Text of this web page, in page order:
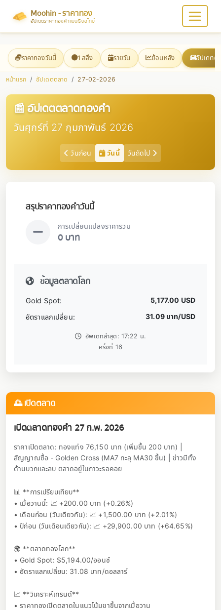
Moohin - ราคาทอง
อัปเดตราคาทองคำแบบเรียลไทม์
ราคาทองวันนี้ 1 สลึง รายวัน ย้อนหลัง อัปเดตต
หน้าแรก อัปเดตตลาด 27-02-2026
📰 อัปเดตตลาดทองคำ
วันศุกร์ที่ 27 กุมภาพันธ์ 2026
วันก่อน วันนี้ วันถัดไป
สรุปราคาทองคำวันนี้
การเปลี่ยนแปลงราคารวม
0 บาท
ข้อมูลตลาดโลก
Gold Spot:
5,177.00 USD
อัตราแลกเปลี่ยน:
31.09 บาท/USD
อัพเดทล่าสุด: 17:22 น.
ครั้งที่ 16
🌅 เปิดตลาด
เปิดตลาดทองคำ 27 ก.พ. 2026
ราคาเปิดตลาด: ทองแท่ง 76,150 บาท (เพิ่มขึ้น 200 บาท) |
สัญญาณซื้อ - Golden Cross (MA7 ทะลุ MA30 ขึ้น) | ข่าวมีทั้ง
ด้านบวกและลบ ตลาดอยู่ในภาวะรอคอย
📊 **การเปรียบเทียบ**
• เมื่อวานนี้: 📈 +200.00 บาท (+0.26%)
• เดือนก่อน (วันเดียวกัน): 📈 +1,500.00 บาท (+2.01%)
• ปีก่อน (วันเดือนเดียวกัน): 📈 +29,900.00 บาท (+64.65%)
🌍 **ตลาดทองโลก**
• Gold Spot: $5,194.00/ออนซ์
• อัตราแลกเปลี่ยน: 31.08 บาท/ดอลลาร์
📈 **วิเคราะห์เทรนด์**
• ราคาทองเปิดตลาดในแนวโน้มขาขึ้นจากเมื่อวาน